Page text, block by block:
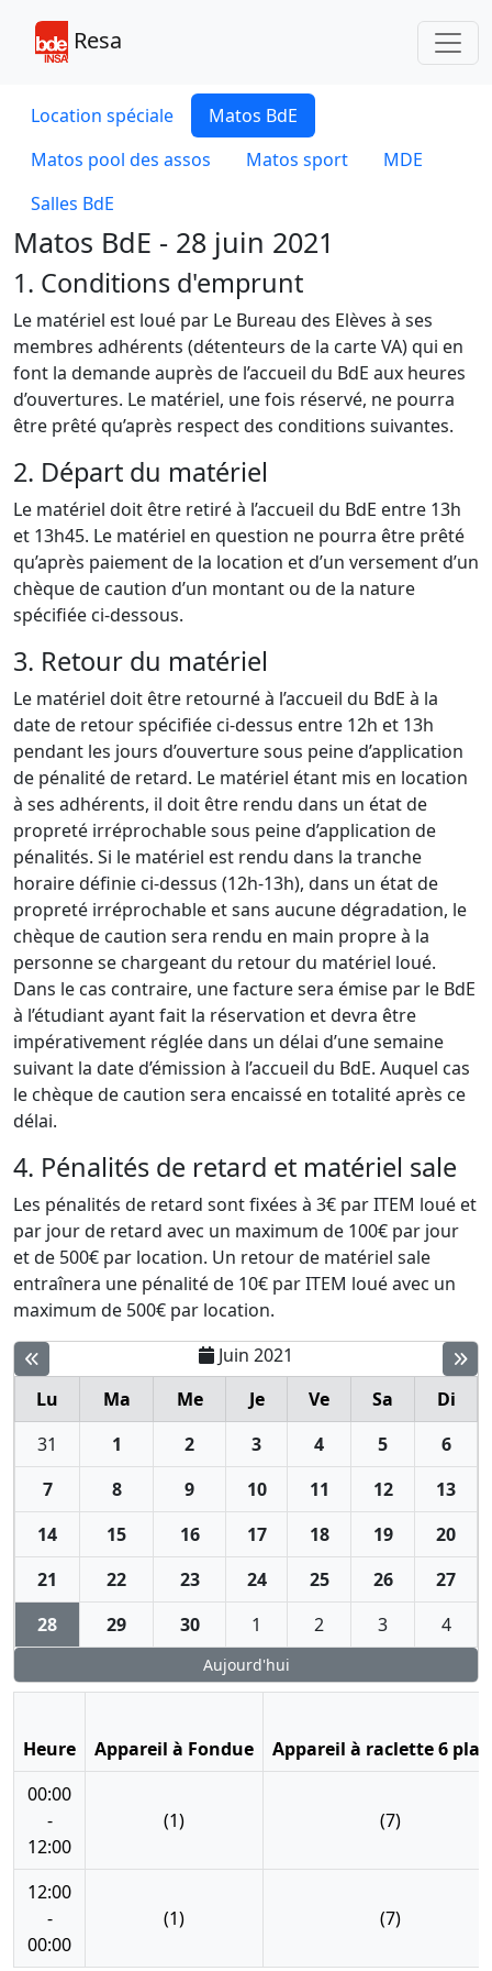
Resa
Location spéciale
Matos BdE
Matos pool des assos
Matos sport
MDE
Salles BdE
Matos BdE - 28 juin 2021
1. Conditions d'emprunt
Le matériel est loué par Le Bureau des Elèves à ses
membres adhérents (détenteurs de la carte VA) qui en
font la demande auprès de l’accueil du BdE aux heures
d’ouvertures. Le matériel, une fois réservé, ne pourra
être prêté qu’après respect des conditions suivantes.
2. Départ du matériel
Le matériel doit être retiré à l’accueil du BdE entre 13h
et 13h45. Le matériel en question ne pourra être prêté
qu’après paiement de la location et d’un versement d’un
chèque de caution d’un montant ou de la nature
spécifiée ci-dessous.
3. Retour du matériel
Le matériel doit être retourné à l’accueil du BdE à la
date de retour spécifiée ci-dessus entre 12h et 13h
pendant les jours d’ouverture sous peine d’application
de pénalité de retard. Le matériel étant mis en location
à ses adhérents, il doit être rendu dans un état de
propreté irréprochable sous peine d’application de
pénalités. Si le matériel est rendu dans la tranche
horaire définie ci-dessus (12h-13h), dans un état de
propreté irréprochable et sans aucune dégradation, le
chèque de caution sera rendu en main propre à la
personne se chargeant du retour du matériel loué.
Dans le cas contraire, une facture sera émise par le BdE
à l’étudiant ayant fait la réservation et devra être
impérativement réglée dans un délai d’une semaine
suivant la date d’émission à l’accueil du BdE. Auquel cas
le chèque de caution sera encaissé en totalité après ce
délai.
4. Pénalités de retard et matériel sale
Les pénalités de retard sont fixées à 3€ par ITEM loué et
par jour de retard avec un maximum de 100€ par jour
et de 500€ par location. Un retour de matériel sale
entraînera une pénalité de 10€ par ITEM loué avec un
maximum de 500€ par location.
Juin 2021
Lu
Ma Me Je Ve Sa
Di
31
1 2 3 4 5
6
7
8 9 10 11 12
13
14
15 16 17 18 19
20
21
22 23 24 25 26
27
28
29 30 1 2 3 4
Aujourd'hui
Heure Appareil à Fondue
Appareil à raclette 6
00:00
-
12:00
(1) (7)
12:00
-
00:00
(1) (7)